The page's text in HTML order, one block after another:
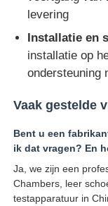
levering
Installatie en
installatie op
ondersteuning
Vaak gestelde
Bent u een
ik dat vragen? En
Ja, we zijn een
Chambers, leer
testapparatuur in